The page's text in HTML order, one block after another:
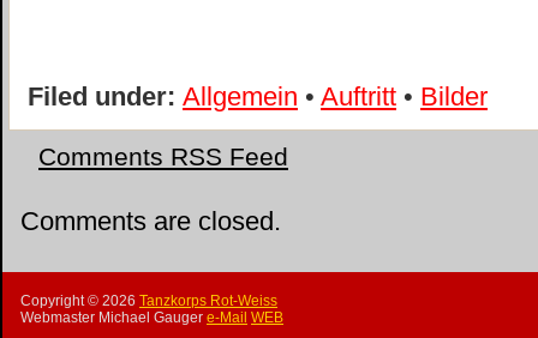
Filed under: Allgemein • Auftritt • Bilder
Comments RSS Feed
Comments are closed.
Copyright © 2026 Tanzkorps Rot-Weiss
Webmaster Michael Gauger e-Mail WEB